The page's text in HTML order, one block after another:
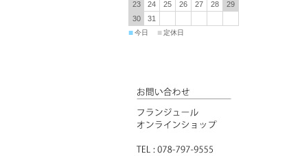
23
24 25 26 27 28
29
30
31
■今日 ■ 定休日